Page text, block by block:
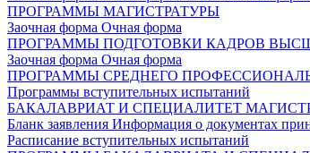
ПРОГРАММЫ МАГИСТРАТУРЫ
Заочная форма Очная форма
ПРОГРАММЫ ПОДГОТОВКИ КАДРОВ
Заочная форма Очная форма
ПРОГРАММЫ СРЕДНЕГО
Программы вступительных испытаний
БАКАЛАВРИАТ И СПЕЦИАЛИТЕТ
Бланк заявления Информация о документах
Расписание вступительных испытаний